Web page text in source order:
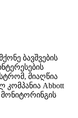
ბავშვების
მიაღწია
კომპანია Abbott
მონიტორინგის